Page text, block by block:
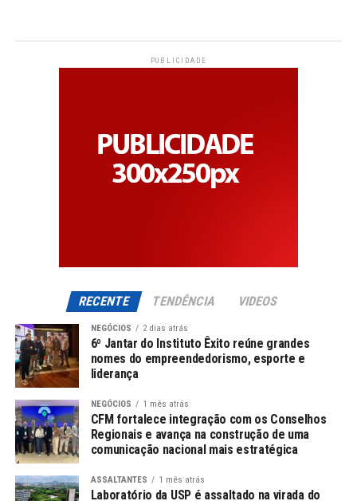
PUBLICIDADE
RECENTE TENDÊNCIA VIDEOS
NEGÓCIOS 2 dias atrás
6º Jantar do Instituto Êxito reúne grandes
nomes do empreendedorismo, esporte e
liderança
NEGÓCIOS 1 mês atrás
CFM fortalece integração com os Conselhos
Regionais e avança na construção de uma
comunicação nacional mais estratégica
ASSALTANTES 1 mês atrás
Laboratório da USP é assaltado na virada do